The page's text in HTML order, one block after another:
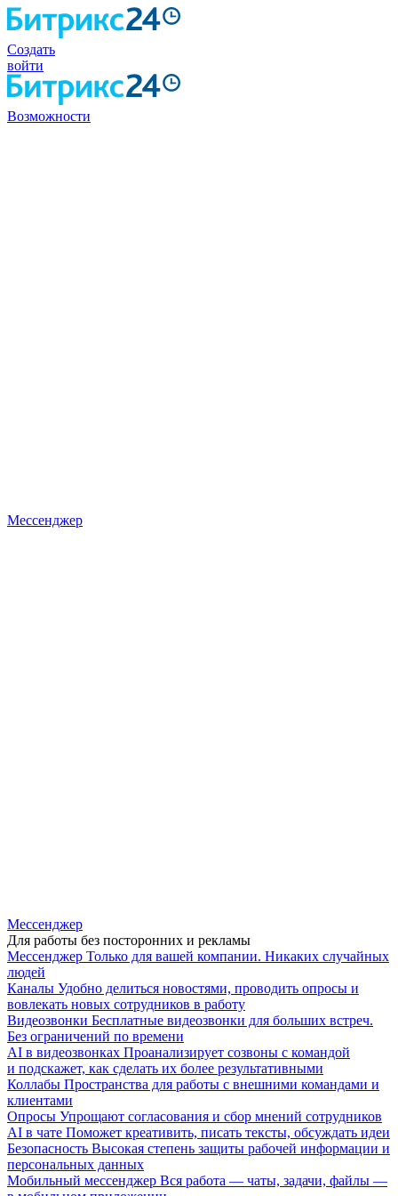
Создать
войти
Возможности
Мессенджер
Мессенджер
Для работы без посторонних и рекламы
Мессенджер Только для вашей компании. Никаких случайных
людей
Каналы Удобно делиться новостями, проводить опросы и
вовлекать новых сотрудников в работу
Видеозвонки Бесплатные видеозвонки для больших встреч.
Без ограничений по времени
AI в видеозвонках Проанализирует созвоны с командой
и подскажет, как сделать их более результативными
Коллабы Пространства для работы с внешними командами и
клиентами
Опросы Упрощают согласования и сбор мнений сотрудников
AI в чате Поможет креативить, писать тексты, обсуждать идеи
Безопасность Высокая степень защиты рабочей информации и
персональных данных
Мобильный мессенджер Вся работа — чаты, задачи, файлы —